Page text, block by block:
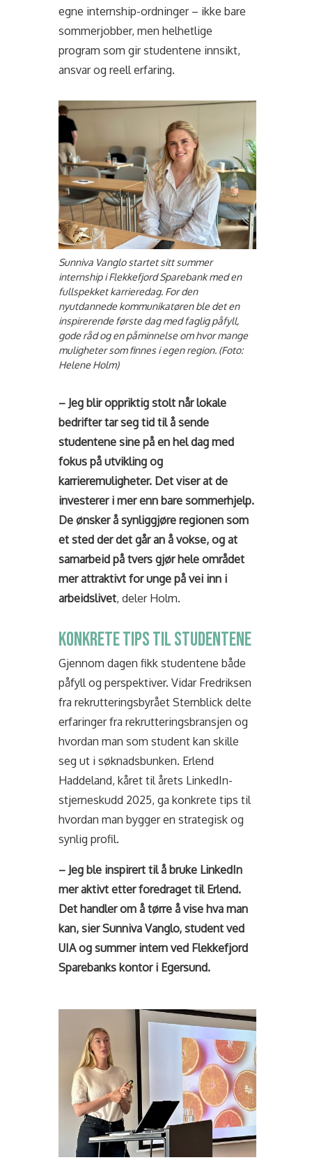
egne internship-ordninger – ikke bare
sommerjobber, men helhetlige
program som gir studentene innsikt,
ansvar og reell erfaring.
Sunniva Vanglo startet sitt summer
internship i Flekkefjord Sparebank med en
fullspekket karrieredag. For den
nyutdannede kommunikatøren ble det en
inspirerende første dag med faglig påfyll,
gode råd og en påminnelse om hvor mange
muligheter som finnes i egen region. (Foto:
Helene Holm)
– Jeg blir oppriktig stolt når lokale
bedrifter tar seg tid til å sende
studentene sine på en hel dag med
fokus på utvikling og
karrieremuligheter. Det viser at de
investerer i mer enn bare sommerhjelp.
De ønsker å synliggjøre regionen som
et sted der det går an å vokse, og at
samarbeid på tvers gjør hele området
mer attraktivt for unge på vei inn i
arbeidslivet, deler Holm.
KONKRETE TIPS TIL STUDENTENE
Gjennom dagen fikk studentene både
påfyll og perspektiver. Vidar Fredriksen
fra rekrutteringsbyrået Sternblick delte
erfaringer fra rekrutteringsbransjen og
hvordan man som student kan skille
seg ut i søknadsbunken. Erlend
Haddeland, kåret til årets LinkedIn-
stjerneskudd 2025, ga konkrete tips til
hvordan man bygger en strategisk og
synlig profil.
– Jeg ble inspirert til å bruke LinkedIn
mer aktivt etter foredraget til Erlend.
Det handler om å tørre å vise hva man
kan, sier Sunniva Vanglo, student ved
UIA og summer intern ved Flekkefjord
Sparebanks kontor i Egersund.